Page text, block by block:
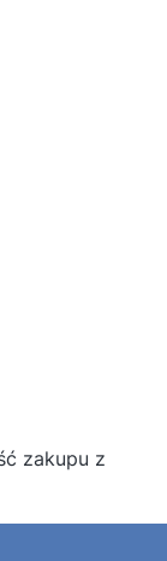
zakupu z